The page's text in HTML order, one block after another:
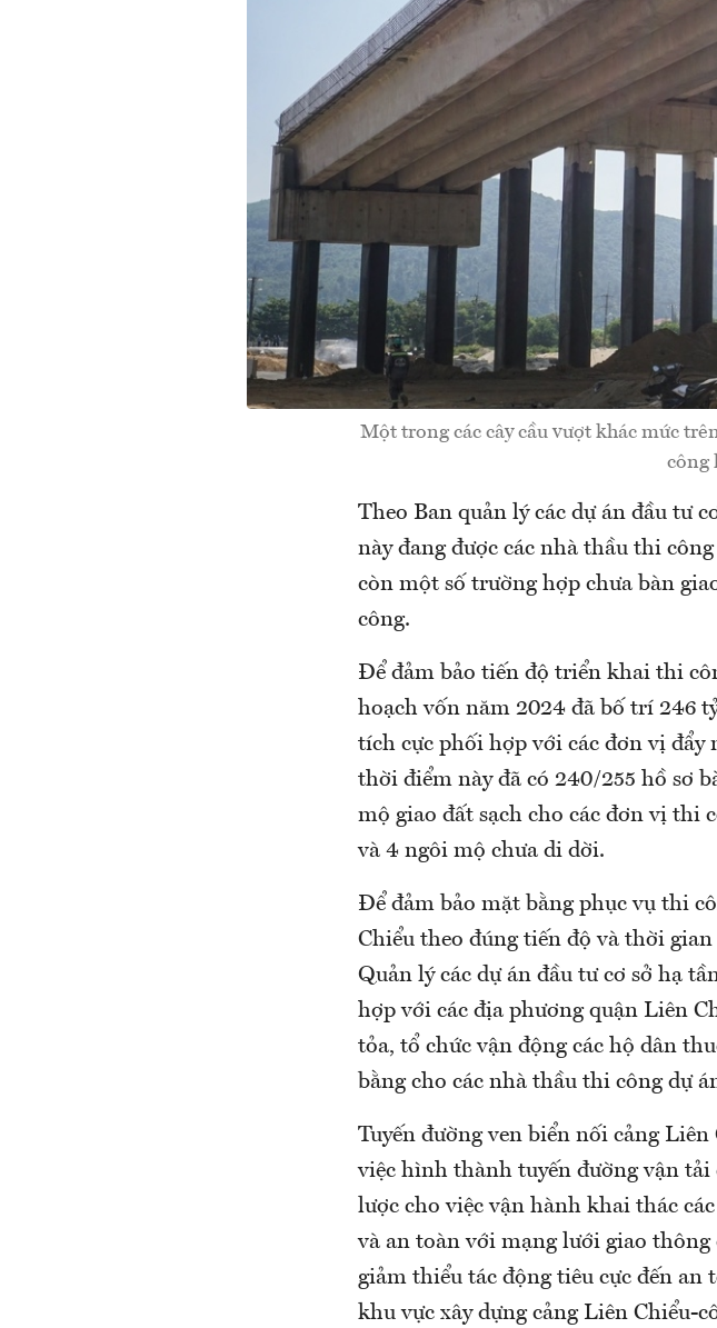
Một trong các cây cầu vượt khác mức
công
Theo Ban quản lý các dự án đầu tư
này đang được các nhà thầu thi
còn một số trường hợp chưa bàn
công.
Để đảm bảo tiến độ triển khai thi
hoạch vốn năm 2024 đã bố trí 246
tích cực phối hợp với các đơn vị
thời điểm này đã có 240/255 hồ sơ
mộ giao đất sạch cho các đơn vị thi
và 4 ngôi mộ chưa di dời.
Để đảm bảo mặt bằng phục vụ thi
Chiểu theo đúng tiến độ và thời
Quản lý các dự án đầu tư cơ sở hạ
hợp với các địa phương quận Liên
tỏa, tổ chức vận động các hộ dân
bằng cho các nhà thầu thi công dự
Tuyến đường ven biển nối cảng
việc hình thành tuyến đường vận
lược cho việc vận hành khai thác
và an toàn với mạng lưới giao
giảm thiểu tác động tiêu cực đến
khu vực xây dựng cảng Liên Chiểu-